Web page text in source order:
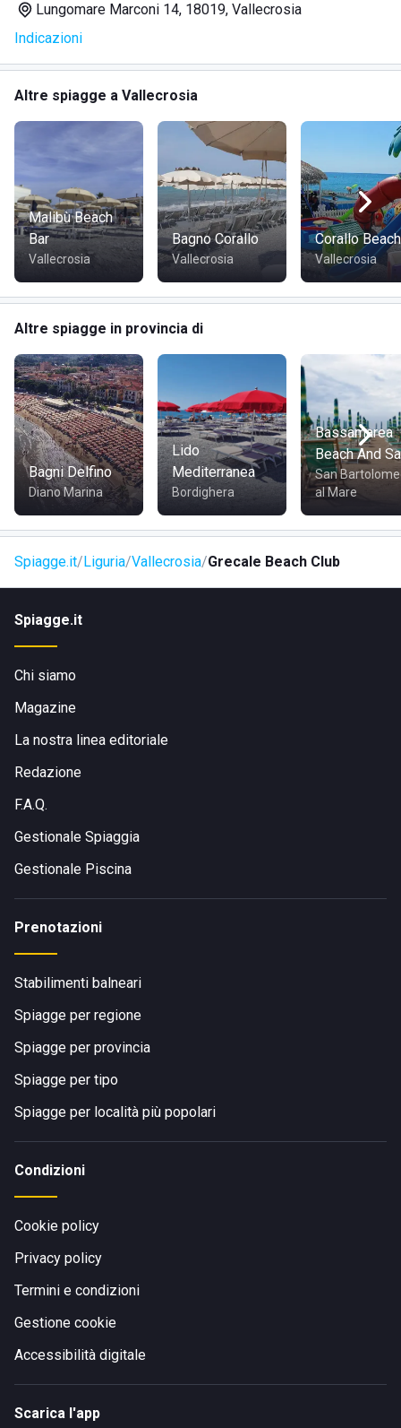
Lungomare Marconi 14, 18019, Vallecrosia
Indicazioni
Altre spiagge a Vallecrosia
Malibù Beach
Bar
Vallecrosia
Bagno Corallo
Vallecrosia
Corallo Beach
Vallecrosia
Altre spiagge in provincia di
Bagni Delfino
Diano Marina
Lido
Mediterranea
Bordighera
Bassamarea
Beach And
San
al Mare
Spiagge.it Liguria Vallecrosia Grecale Beach Club
Spiagge.it
Chi siamo
Magazine
La nostra linea editoriale
Redazione
F.A.Q.
Gestionale Spiaggia
Gestionale Piscina
Prenotazioni
Stabilimenti balneari
Spiagge per regione
Spiagge per provincia
Spiagge per tipo
Spiagge per località più popolari
Condizioni
Cookie policy
Privacy policy
Termini e condizioni
Gestione cookie
Accessibilità digitale
Scarica l'app